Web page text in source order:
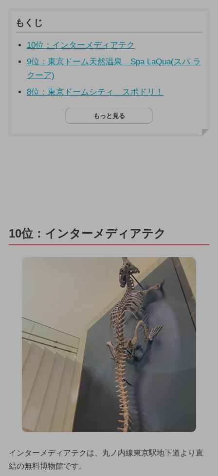
もくじ
10位：インターメディアテク
9位：東京ドーム天然温泉 Spa LaQua(スパ ラ
クーア)
8位：東京ドームシティ スポドリ！
もっと見る
10位：インターメディアテク
インターメディアテクは、丸ノ内線東京駅地下道より直
結の無料博物館です。